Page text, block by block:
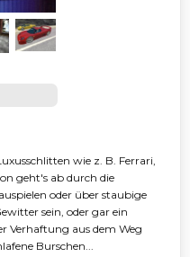
wie z. B. Ferrari,
geht's ab durch die
oder über staubige
sein, oder gar ein
Verhaftung aus dem Weg
Burschen...